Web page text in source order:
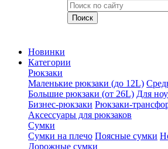
Новинки
Категории
Рюкзаки
Маленькие рюкзаки (до 12L)
Большие рюкзаки (от 26L) Для
Бизнес-рюкзаки Рюкзаки-
Аксессуары для рюкзаков
Сумки
Сумки на плечо Поясные сумки
Дорожные сумки